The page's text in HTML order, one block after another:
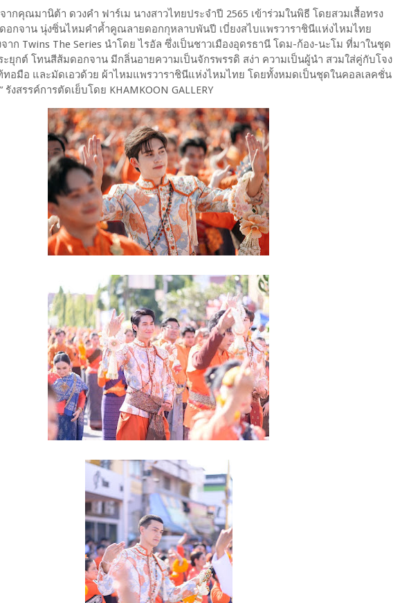
ากคุณมานิต้า ดวงคำ ฟาร์เม นางสาวไทยประจำปี 2565 เข้าร่วมในพิธี โดยสวมเสื้อทรง
อกจาน นุ่งซิ่นไหมคำค้ำคูณลายดอกกุหลาบพันปี เบี่ยงสไบแพรวาราชินีแห่งไหมไทย
ก Twins The Series นำโดย ไรอัล ซึ่งเป็นชาวเมืองอุดรธานี โดม-ก้อง-นะโม ที่มาในชุด
ะยุกต์ โทนสีส้มดอกจาน มีกลิ่นอายความเป็นจักรพรรดิ สง่า ความเป็นผู้นำ สวมใส่คู่กับโจง
ทอมือ และมัดเอวด้วย ผ้าไหมแพรวาราชินีแห่งไหมไทย โดยทั้งหมดเป็นชุดในคอลเลคชั่น
งสรรค์การตัดเย็บโดย KHAMKOON GALLERY